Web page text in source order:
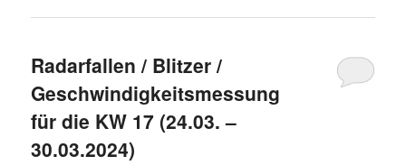
Radarfallen / Blitzer /
Geschwindigkeitsmessung
für die KW 17 (24.03. –
30.03.2024)